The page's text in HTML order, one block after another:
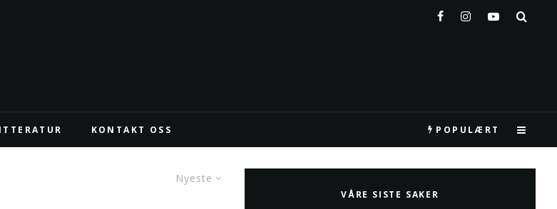
KONTAKT OSS POPULÆRT
Nyeste
VÅRE SISTE SAKER